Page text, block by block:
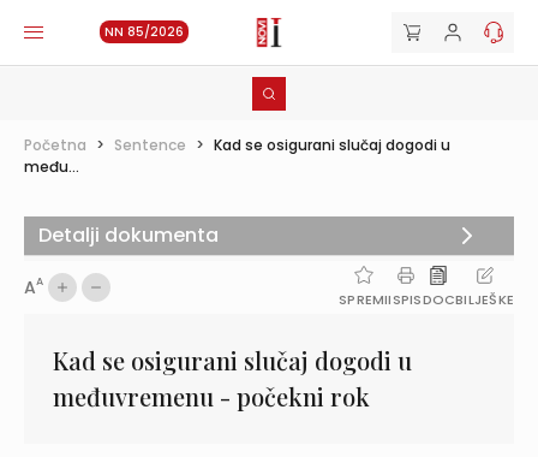
NN 85/2026
Početna > Sentence > Kad se osigurani slučaj dogodi u
među...
AA
SPREMIISPISDOCBILJEŠKE
Kad se osigurani slučaj dogodi u
međuvremenu - počekni rok
Detalji dokumenta